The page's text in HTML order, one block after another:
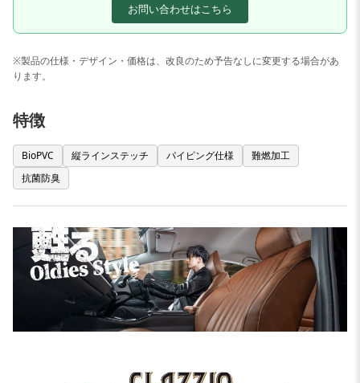
お問い合わせはこちら
※製品の仕様・デザイン・価格は、改良のため予告なしに変更する場合があ
ります。
特徴
BioPVC 縦ラインステッチ パイピング仕様
難燃加工
抗菌防臭